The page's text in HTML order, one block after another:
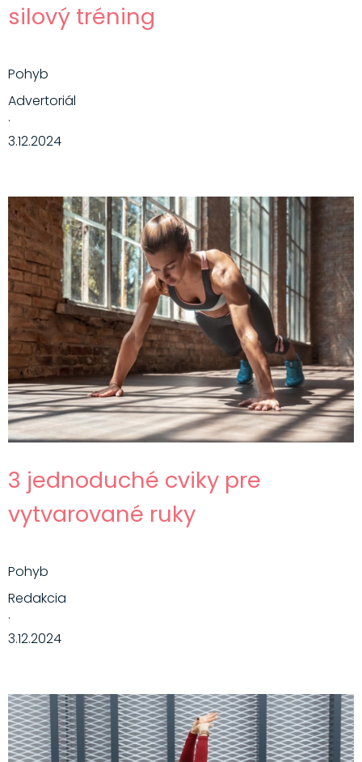
silový tréning
Pohyb
Advertoriál
·
3.12.2024
3 jednoduché cviky pre
vytvarované ruky
Pohyb
Redakcia
·
3.12.2024